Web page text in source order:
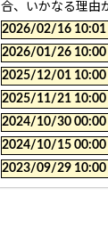
合、いかなる理由
2026/02/16 10:01
2026/01/26 10:00
2025/12/01 10:00
2025/11/21 10:00
2024/10/30 00:00
2024/10/15 00:00
2023/09/29 10:00